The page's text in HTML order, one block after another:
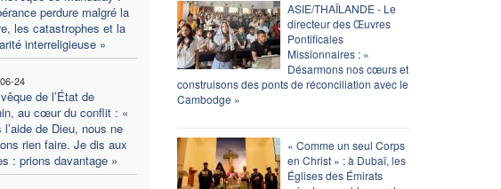
perdure malgré la
les catastrophes et la
interreligieuse »
24
de l’État de
au cœur du conflit : «
l’aide de Dieu, nous ne
rien faire. Je dis aux
: prions davantage »
ASIE/THAÏLANDE - Le
directeur des Œuvres
Pontificales
Missionnaires : «
Désarmons nos cœurs et
construisons des ponts de réconciliation avec le
Cambodge »
« Comme un seul Corps
en Christ » : à Dubaï, les
Églises des Émirats